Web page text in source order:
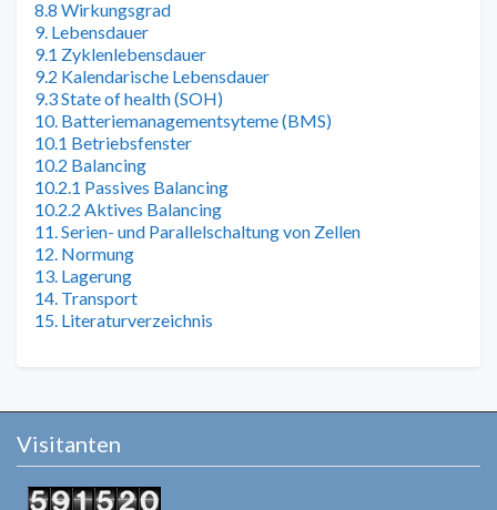
8.8 Wirkungsgrad
9. Lebensdauer
9.1 Zyklenlebensdauer
9.2 Kalendarische Lebensdauer
9.3 State of health (SOH)
10. Batteriemanagementsyteme (BMS)
10.1 Betriebsfenster
10.2 Balancing
10.2.1 Passives Balancing
10.2.2 Aktives Balancing
11. Serien- und Parallelschaltung von Zellen
12. Normung
13. Lagerung
14. Transport
15. Literaturverzeichnis
Visitanten